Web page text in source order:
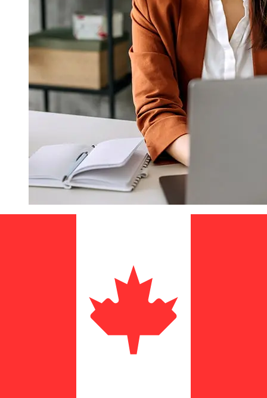
Los tiempos de entrega para transferencias
internacionales con OP Bank de Países Miembros del
Euro a Canadá varían según el método de pago y el
momento de la transacción. Normalmente, las
transferencias bancarias internacionales tardan entre 1
y 5 días laborables. Factores como los festivos
bancarios y los controles de seguridad también pueden
afectar la entrega. Comprueba los tiempos límite de OP